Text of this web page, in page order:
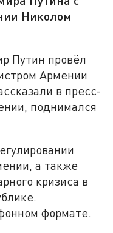
Николом
Путин провёл
Армении
в пресс-
поднимался
а также
кризиса в
формате.